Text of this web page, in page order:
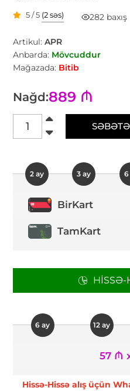
5 / 5 (2 səs) 282 baxış
Artikul:APR
Anbarda: Mövcuddur
Mağazada: Bitib
Nağd:889 ₼
2 ay 3 ay 6
BirKart
TamKart
HISSƏ-
6 ay 12 ay
57 ₼
Hissə-Hissə alış üçün